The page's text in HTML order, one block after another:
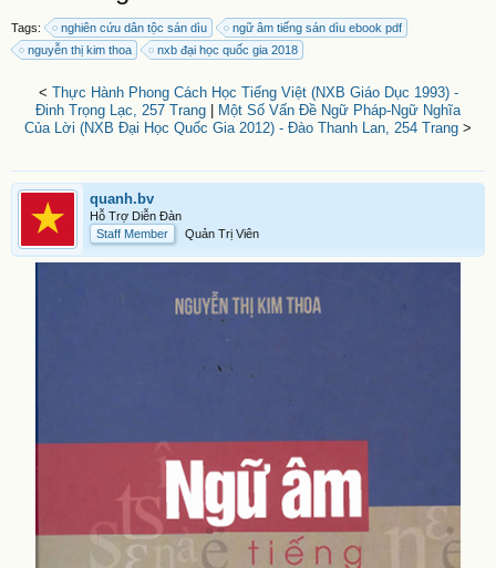
Tags: nghiên cứu dân tộc sán dìu
ngữ âm tiếng sán dìu ebook pdf
nguyễn thị kim thoa
nxb đại học quốc gia 2018
< Thực Hành Phong Cách Học Tiếng Việt (NXB Giáo Dục 1993) -
Đinh Trọng Lạc, 257 Trang
Một Số Vấn Đề Ngữ Pháp-Ngữ Nghĩa
Của Lời (NXB Đại Học Quốc Gia 2012) - Đào Thanh Lan, 254 Trang >
quanh.bv
Hỗ Trợ Diễn Đàn
Staff Member
Quản Trị Viên